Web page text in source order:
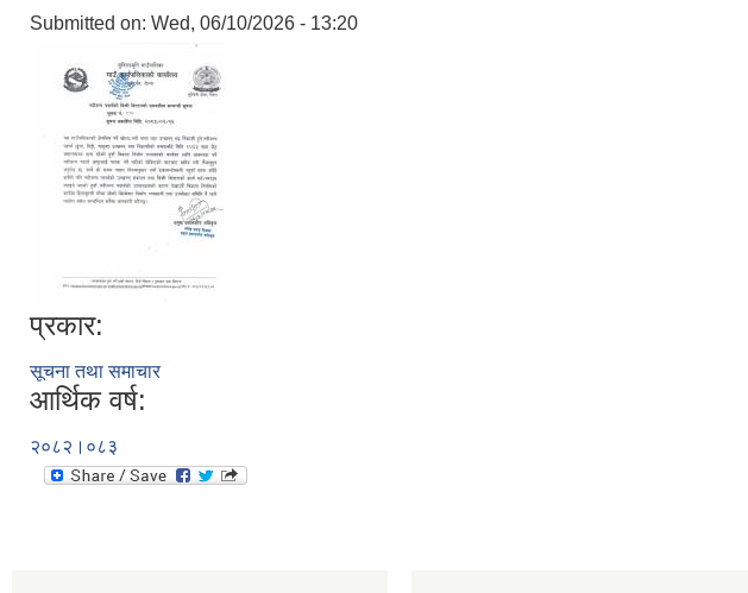
Submitted on: Wed, 06/10/2026 - 13:20
प्रकार:
सूचना तथा समाचार
आर्थिक वर्ष:
२०८२।०८३